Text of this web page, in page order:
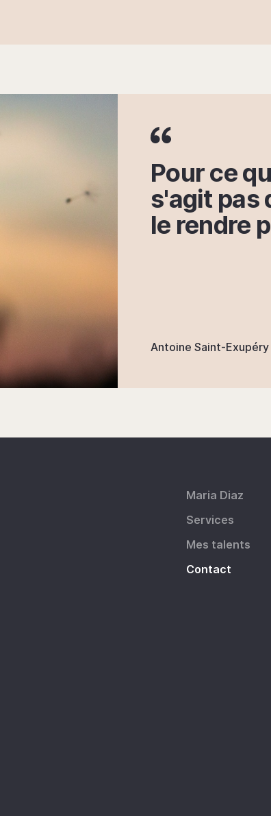
Pour ce
s'agit pas
le rendre
Antoine Saint-Exupéry
Maria Diaz
Services
Mes talents
Contact